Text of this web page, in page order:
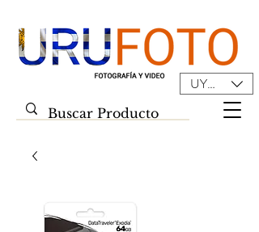
UYU ($U)